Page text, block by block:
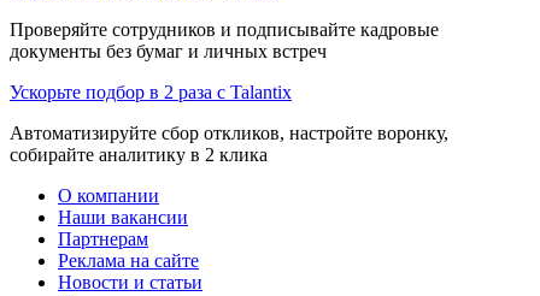
Проверяйте сотрудников и подписывайте кадровые
документы без бумаг и личных встреч
Ускорьте подбор в 2 раза с Talantix
Автоматизируйте сбор откликов, настройте воронку,
собирайте аналитику в 2 клика
О компании
Наши вакансии
Партнерам
Реклама на сайте
Новости и статьи